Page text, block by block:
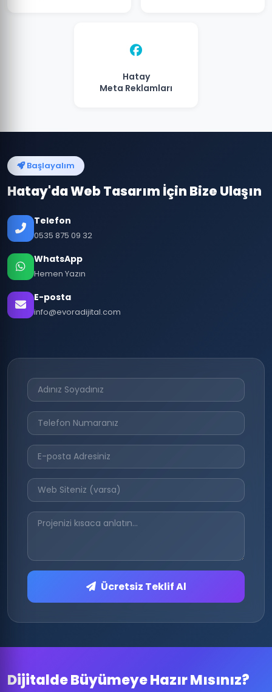
Hatay
Meta Reklamları
Başlayalım
Hatay'da Web Tasarım İçin Bize Ulaşın
Telefon
0535 875 09 32
WhatsApp
Hemen Yazın
E-posta
info@evoradijital.com
Ücretsiz Teklif Al
Dijitalde Büyümeye Hazır Mısınız?